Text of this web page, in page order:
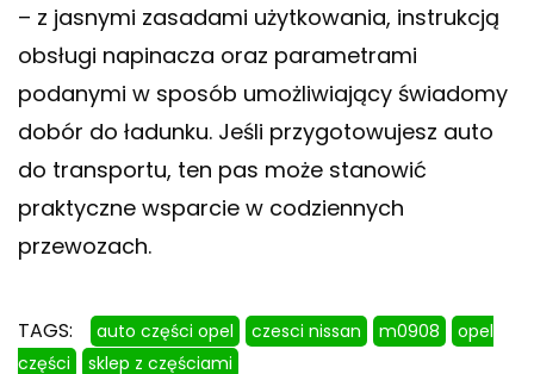
– z jasnymi zasadami użytkowania, instrukcją
obsługi napinacza oraz parametrami
podanymi w sposób umożliwiający świadomy
dobór do ładunku. Jeśli przygotowujesz auto
do transportu, ten pas może stanowić
praktyczne wsparcie w codziennych
przewozach.
TAGS: auto części opel czesci nissan m0908
opel
części
sklep z częściami